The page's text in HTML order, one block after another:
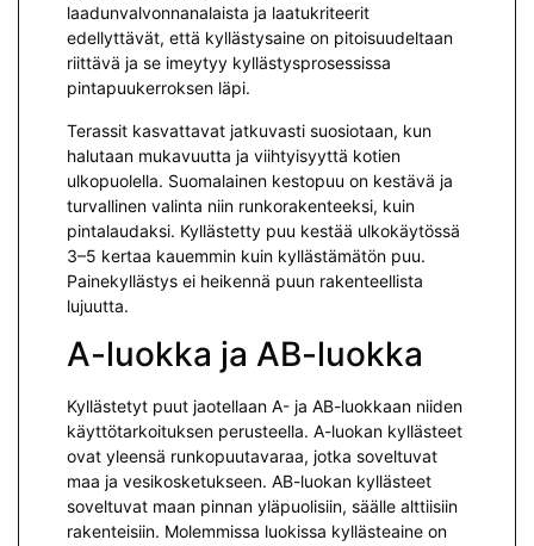
laadunvalvonnanalaista ja laatukriteerit
edellyttävät, että kyllästysaine on pitoisuudeltaan
riittävä ja se imeytyy kyllästysprosessissa
pintapuukerroksen läpi.
Terassit kasvattavat jatkuvasti suosiotaan, kun
halutaan mukavuutta ja viihtyisyyttä kotien
ulkopuolella. Suomalainen kestopuu on kestävä ja
turvallinen valinta niin runkorakenteeksi, kuin
pintalaudaksi. Kyllästetty puu kestää ulkokäytössä
3–5 kertaa kauemmin kuin kyllästämätön puu.
Painekyllästys ei heikennä puun rakenteellista
lujuutta.
A-luokka ja AB-luokka
Kyllästetyt puut jaotellaan A- ja AB-luokkaan niiden
käyttötarkoituksen perusteella. A-luokan kyllästeet
ovat yleensä runkopuutavaraa, jotka soveltuvat
maa ja vesikosketukseen. AB-luokan kyllästeet
soveltuvat maan pinnan yläpuolisiin, säälle alttiisiin
rakenteisiin. Molemmissa luokissa kyllästeaine on